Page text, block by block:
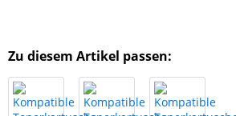
Zu diesem Artikel passen: